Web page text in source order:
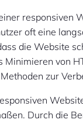
responsiven
oft eine
die Website
von
zur
Durch die